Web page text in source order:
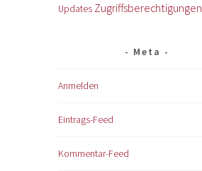
Updates Zugriffsberechtigungen
Meta
Anmelden
Eintrags-Feed
Kommentar-Feed